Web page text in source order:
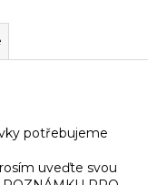
potřebujeme
uveďte svou